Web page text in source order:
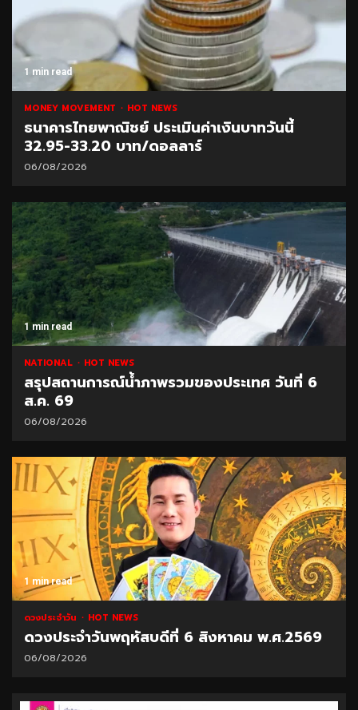
1 min read
MONEY MOVEMENT HOT NEWS
ธนาคารไทยพาณิชย์ ประเมินค่าเงินบาทวันนี้
32.95-33.20 บาท/ดอลลาร์
06/08/2026
1 min read
NATIONAL HOT NEWS
สรุปสถานการณ์น้ำภาพรวมของประเทศ วันที่ 6
ส.ค. 69
06/08/2026
1 min read
ดวงประจำวัน HOT NEWS
ดวงประจำวันพฤหัสบดีที่ 6 สิงหาคม พ.ศ.2569
06/08/2026